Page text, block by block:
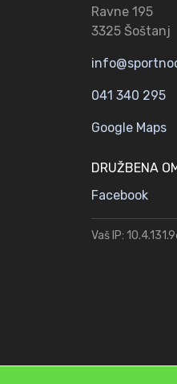
Ravne 195
3325 Šoštanj
041 340 295
Google Maps
DRUŽBENA
Facebook
Vaš IP: